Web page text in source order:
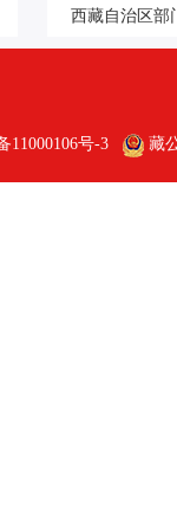
西藏自治区部
11000106号-3 藏